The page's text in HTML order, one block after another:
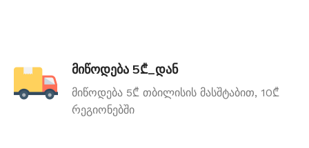
მიწოდება 5₾_დან
მიწოდება 5₾ თბილისის მასშტაბით, 10₾
რეგიონებში